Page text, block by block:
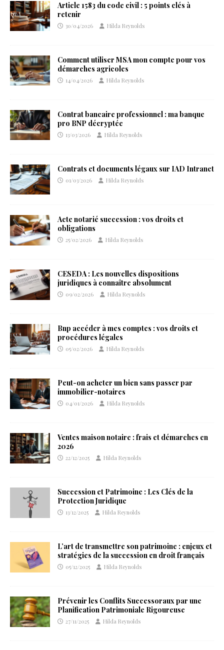
Article 1583 du code civil : 5 points clés à
retenir
30/04/2026 Hilda Reynolds
Comment utiliser MSA mon compte pour vos
démarches agricoles
14/04/2026 Hilda Reynolds
Contrat bancaire professionnel : ma banque
pro BNP décryptée
13/03/2026 Hilda Reynolds
Contrats et documents légaux sur IAD Intranet
01/03/2026 Hilda Reynolds
Acte notarié succession : vos droits et
obligations
25/02/2026 Hilda Reynolds
CESEDA : Les nouvelles dispositions
juridiques à connaître absolument
09/02/2026 Hilda Reynolds
Bnp accéder à mes comptes : vos droits et
procédures légales
05/02/2026 Hilda Reynolds
Peut-on acheter un bien sans passer par
immobilier-notaires
04/01/2026 Hilda Reynolds
Ventes maison notaire : frais et démarches en
2026
22/12/2025 Hilda Reynolds
Succession et Patrimoine : Les Clés de la
Protection Juridique
13/12/2025 Hilda Reynolds
L’art de transmettre son patrimoine : enjeux et
stratégies de la succession en droit français
05/12/2025 Hilda Reynolds
Prévenir les Conflits Successoraux par une
Planification Patrimoniale Rigoureuse
27/11/2025 Hilda Reynolds